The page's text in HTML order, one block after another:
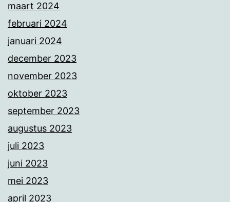
maart 2024
februari 2024
januari 2024
december 2023
november 2023
oktober 2023
september 2023
augustus 2023
juli 2023
juni 2023
mei 2023
april 2023